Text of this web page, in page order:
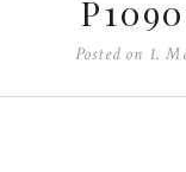
Posted on 1.